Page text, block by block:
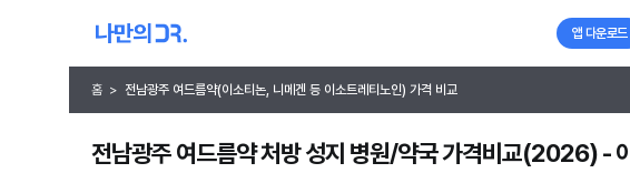
앱 다운로드
홈 > 전남광주 여드름약(이소티논, 니메겐 등 이소트레티노인) 가격 비교
전남광주 여드름약 처방 성지 병원/약국 가격비교(2026) -